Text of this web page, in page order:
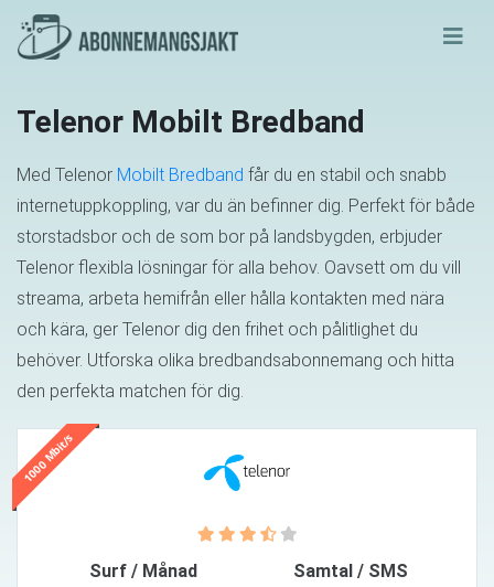
Telenor Mobilt Bredband
Med Telenor Mobilt Bredband får du en stabil och snabb
internetuppkoppling, var du än befinner dig. Perfekt för både
storstadsbor och de som bor på landsbygden, erbjuder
Telenor flexibla lösningar för alla behov. Oavsett om du vill
streama, arbeta hemifrån eller hålla kontakten med nära
och kära, ger Telenor dig den frihet och pålitlighet du
behöver. Utforska olika bredbandsabonnemang och hitta
den perfekta matchen för dig.
1000 Mbit/s
Surf / Månad
Samtal / SMS